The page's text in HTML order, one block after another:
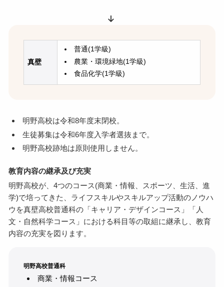
真壁
普通(1学級)
農業・環境緑地(1学級)
食品化学(1学級)
明野高校は令和8年度末閉校。
生徒募集は令和6年度入学者選抜まで。
明野高校跡地は原則使用しません。
教育内容の継承及び充実
明野高校が、4つのコース(商業・情報、スポーツ、生活、進
学)で培ってきた、ライフスキルやスキルアップ活動のノウハ
ウを真壁高校普通科の「キャリア・デザインコース」「人
文・自然科学コース」における科目等の取組に継承し、教育
内容の充実を図ります。
明野高校普通科
商業・情報コース